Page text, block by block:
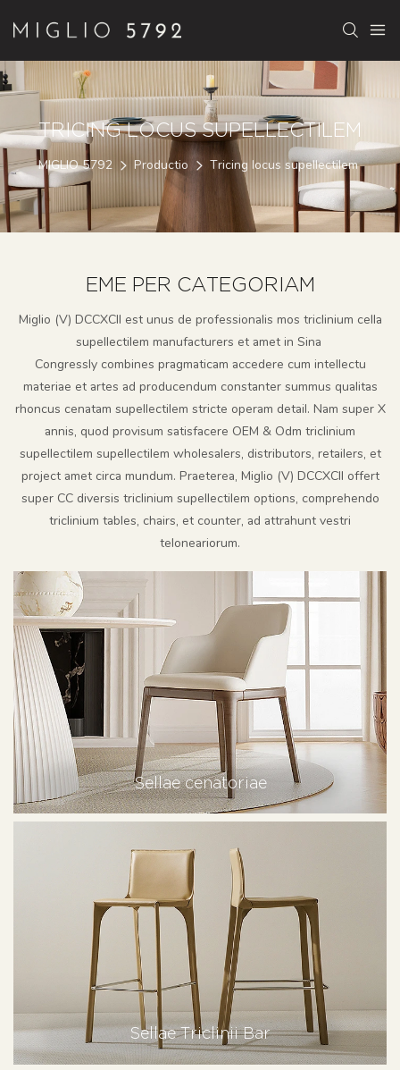
TRICING LOCUS SUPELLECTILEM
MIGLIO 5792 Productio Tricing locus supellectilem
EME PER CATEGORIAM
Miglio (V) DCCXCII est unus de professionalis mos triclinium cella
supellectilem manufacturers et amet in Sina
Congressly combines pragmaticam accedere cum intellectu
materiae et artes ad producendum constanter summus qualitas
rhoncus cenatam supellectilem stricte operam detail. Nam super X
annis, quod provisum satisfacere OEM & Odm triclinium
supellectilem supellectilem wholesalers, distributors, retailers, et
project amet circa mundum. Praeterea, Miglio (V) DCCXCII offert
super CC diversis triclinium supellectilem options, comprehendo
triclinium tables, chairs, et counter, ad attrahunt vestri
teloneariorum.
Sellae cenatoriae
Sellae Triclinii Bar